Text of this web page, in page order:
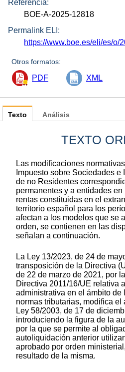
Referencia:
BOE-A-2025-12818
Permalink ELI:
https://www.boe.es/eli/es/o/
Otros formatos:
PDF XML
Texto
TEXTO
Las modificaciones
Impuesto sobre Sociedades e
de no Residentes
permanentes y a entidades
rentas constituidas en el
territorio español para los
afectan a los modelos que se
orden, se contienen en las
señalan a continuación.
La Ley 13/2023, de 24 de
transposición de la Directiva
de 22 de marzo de 2021, por
Directiva 2011/16/UE relativa
administrativa en el ámbito de
normas tributarias, modifica el
Ley 58/2003, de 17 de
introduciendo la figura de la
por la que se permite al
autoliquidación anterior
aprobado por orden
resultado de la misma.
Análisis